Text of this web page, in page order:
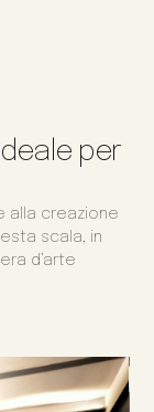
per
alla creazione
scala, in
d’arte